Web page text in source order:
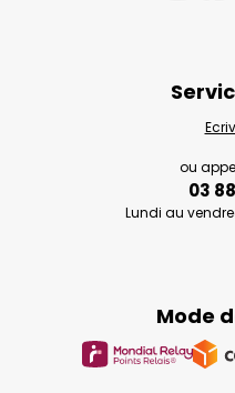
Mode
ou
03
Lundi au